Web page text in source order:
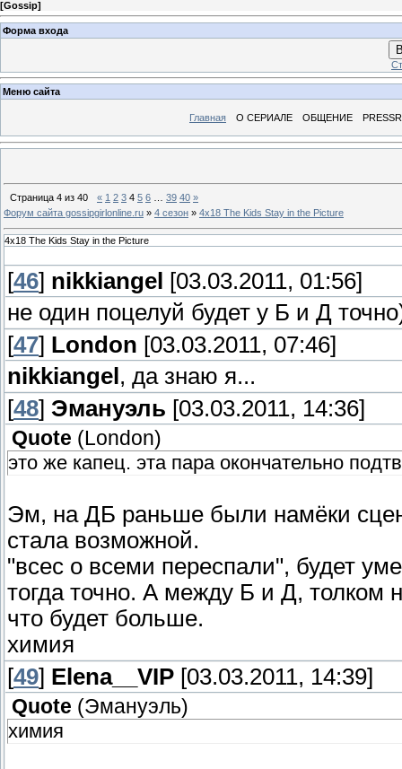
[Gossip]
Форма входа
Меню сайта
Главная О СЕРИАЛЕ ОБЩЕНИЕ
Страница 4 из 40 « 1 2 3 4 5 6 39 40 »
Форум сайта gossipgirlonline.ru » 4 сезон » 4х18 The Kids Stay in the Picture
4х18 The Kids Stay in the Picture
[46] nikkiangel
[03.03.2011, 01:56]
не один поцелуй будет у Б и Д
[47] Londоn [03.03.2011, 07:46]
nikkiangel , да знаю я...
[48] Эмануэль [03.03.2011, 14:36]
Quote ( Londоn)
это же капец. эта пара окончательно
Эм, на ДБ раньше были намёки
стала возможной.
"всес о всеми переспали", будет
тогда точно. А между Б и Д,
что будет больше.
химия
[49] Elena__VIP [03.03.2011, 14:39]
Quote (Эмануэль)
химия